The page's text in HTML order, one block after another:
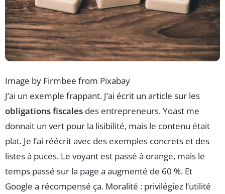
Image by Firmbee from Pixabay
J’ai un exemple frappant. J’ai écrit un article sur les
obligations fiscales des entrepreneurs. Yoast me
donnait un vert pour la lisibilité, mais le contenu était
plat. Je l’ai réécrit avec des exemples concrets et des
listes à puces. Le voyant est passé à orange, mais le
temps passé sur la page a augmenté de 60 %. Et
Google a récompensé ça. Moralité : privilégiez l’utilité